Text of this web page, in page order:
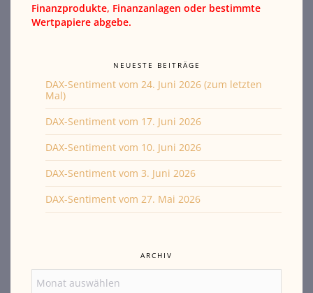
Finanzprodukte, Finanzanlagen oder bestimmte
Wertpapiere abgebe.
NEUESTE BEITRÄGE
DAX-Sentiment vom 24. Juni 2026 (zum letzten
Mal)
DAX-Sentiment vom 17. Juni 2026
DAX-Sentiment vom 10. Juni 2026
DAX-Sentiment vom 3. Juni 2026
DAX-Sentiment vom 27. Mai 2026
ARCHIV